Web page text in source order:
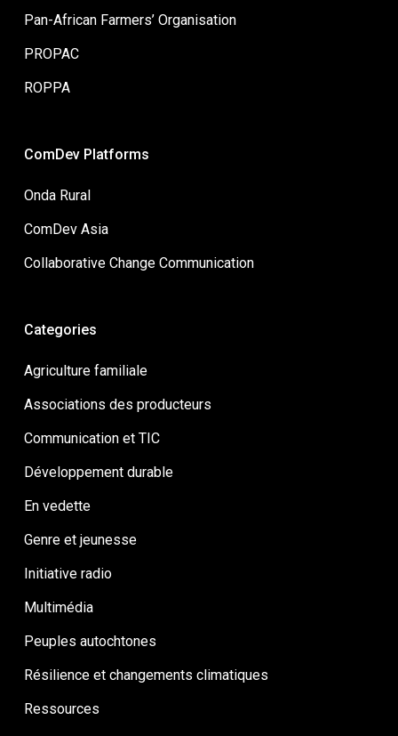
Pan-African Farmers’ Organisation
PROPAC
ROPPA
ComDev Platforms
Onda Rural
ComDev Asia
Collaborative Change Communication
Categories
Agriculture familiale
Associations des producteurs
Communication et TIC
Développement durable
En vedette
Genre et jeunesse
Initiative radio
Multimédia
Peuples autochtones
Résilience et changements climatiques
Ressources